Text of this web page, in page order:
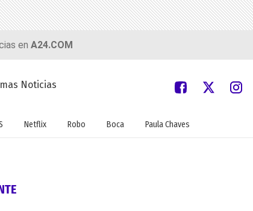
en A24.COM
Noticias
Netflix Robo Boca Paula Chaves